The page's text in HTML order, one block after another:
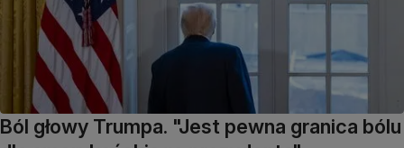
Ból głowy Trumpa. "Jest pewna granica bólu